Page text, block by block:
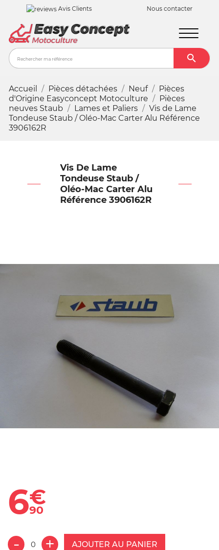
Avis Clients Nous contacter

Accueil Pièces détachées Neuf
Pièces
d'Origine Easyconcept Motoculture
Pièces
neuves Staub
Lames et Paliers
Vis de Lame
Tondeuse Staub / Oléo-Mac Carter Alu Référence
3906162R
Vis De Lame
Tondeuse Staub /
Oléo-Mac Carter Alu
Référence 3906162R
6€
90
AJOUTER AU PANIER